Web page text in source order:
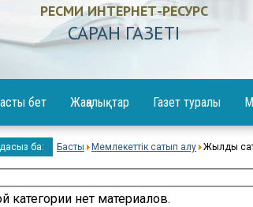
РЕСМИ ИНТЕРНЕТ-РЕСУРС
САРАН ГАЗЕТI
бет Жаңалықтар Газет туралы
ба: Басты Мемлекеттік сатып алу Жылдық
категории нет материалов.